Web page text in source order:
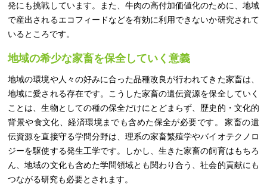
発にも挑戦しています。また、牛肉の高付加価値化のために、地域
で産出されるエコフィードなどを有効に利用できないか研究されて
いるところです。
地域の希少な家畜を保全していく意義
地域の環境や人々の好みに合った品種改良が行われてきた家畜は、
地域に愛される存在です。こうした家畜の遺伝資源を保全していく
ことは、生物としての種の保全だけにとどまらず、歴史的・文化的
背景や食文化、経済環境までも含めた保全が必要です。 家畜の遺
伝資源を直接守る学問分野は、理系の家畜繁殖学やバイオテクノロ
ジーを駆使する発生工学です。しかし、生きた家畜の飼育はもちろ
ん、地域の文化も含めた学問領域とも関わり合う、社会的貢献にも
つながる研究も必要とされます。